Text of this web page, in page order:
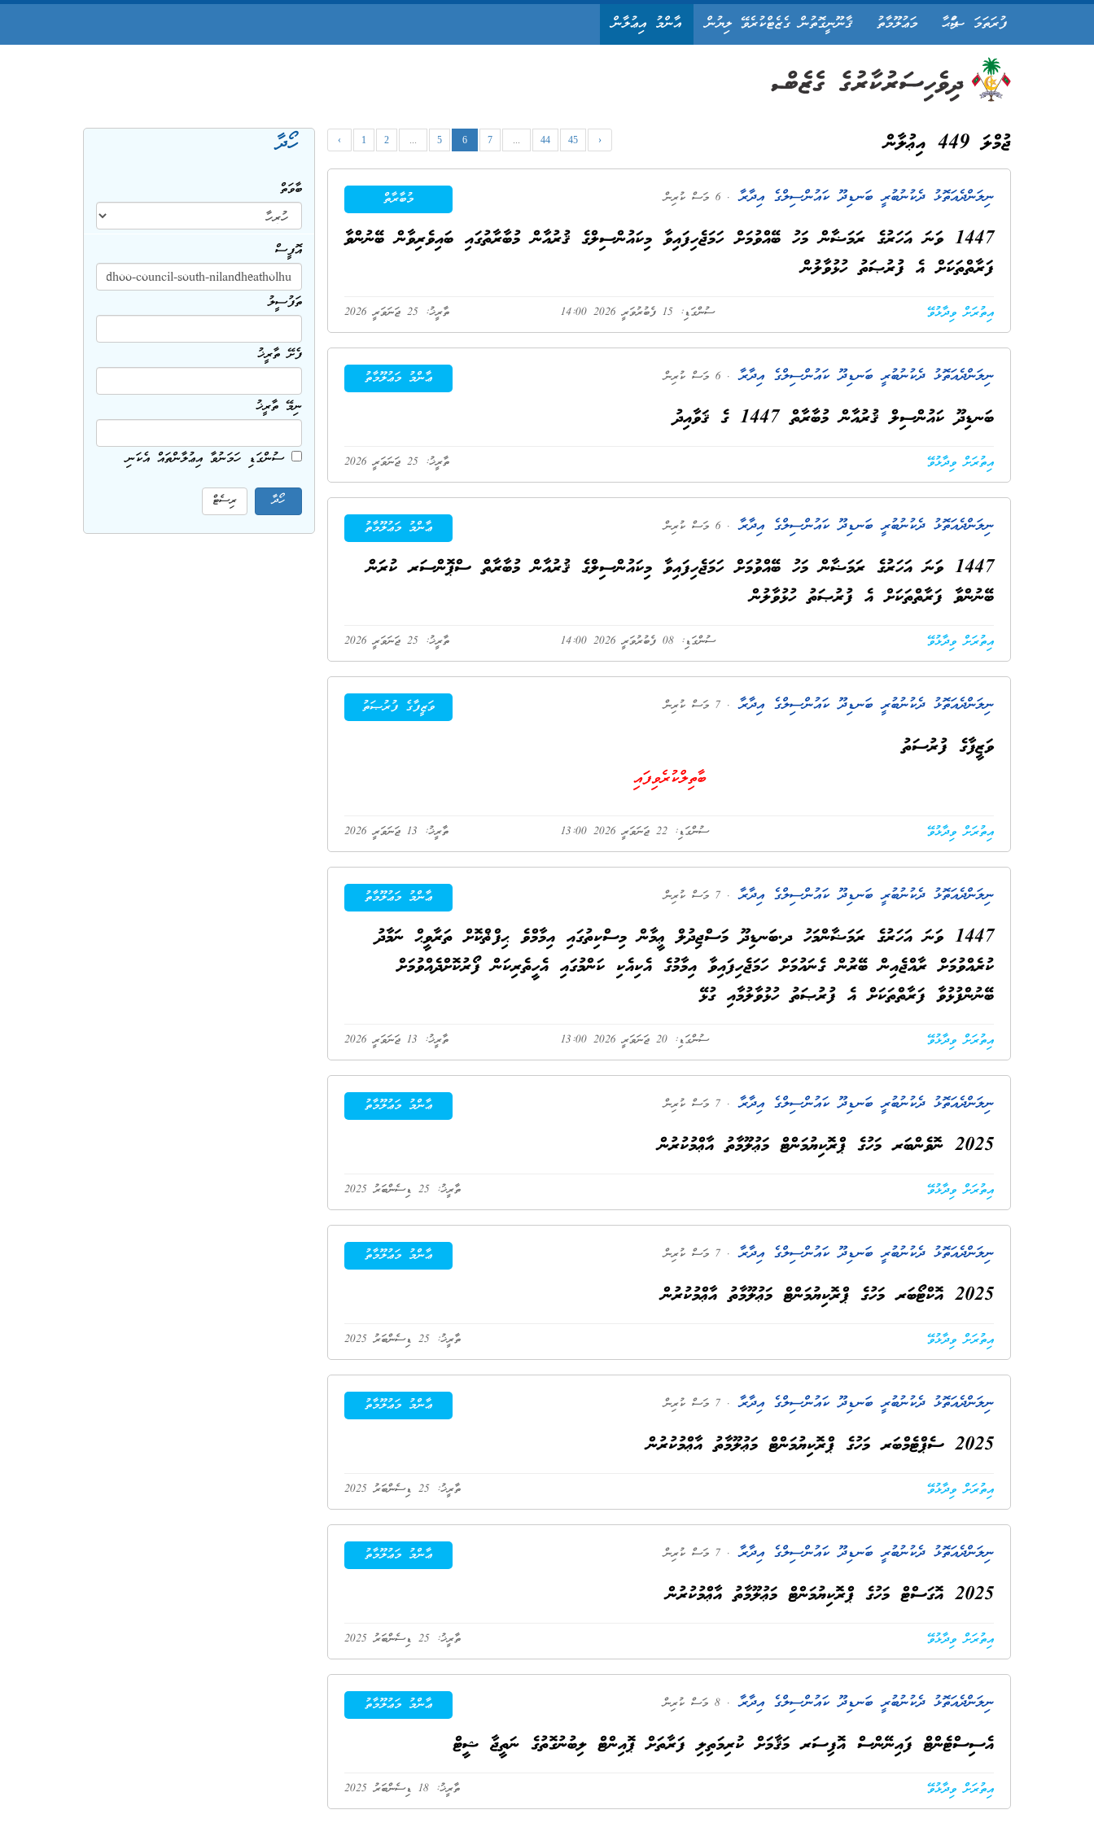
ފުރަތަމަ ޞަފްޙާ މަޢުލޫމާތު ޤާނޫނީގޮތުން ގެޒެޓްކުރެވޭ ލިޔުން އާންމު އިޢުލާން
ހޯދާ
ބާވަތް
އޮފީސް
ތަފުސީލު
ފެށޭ ތާރީޚު
ނިމޭ ތާރީޚު
ސުންގަޑި ހަމަނުވާ އިޢުލާންތައް އެކަނި
ޖުމްލަ 449 އިޢުލާން ‹ 1 2 ... 5 6 7 ... 44 45 ›
މުބާރާތް ނިލަންދެއަތޮޅު ދެކުނުބުރީ ބަނޑިދޫ ކައުންސިލްގެ އިދާރާ . 6 މަސް ކުރިން
1447 ވަނަ އަހަރުގެ ރަމަޟާން މަހު ބޭއްވުމަށް ހަމަޖެހިފައިވާ މިކައުންސިލްގެ ޤުރުއާން މުބާރާތުގައި ބައިވެރިވާން ބޭނުންވާ
ފަރާތްތަކަށް އެ ފުރުޞަތު ހުޅުވާލުން
ތާރީޚު: 25 ޖަނަވަރީ 2026 ސުންގަޑި: 15 ފެބުރުވަރީ 2026 14:00 އިތުރަށް ވިދާޅުވޭ
ޢާންމު މަޢުލޫމާތު ނިލަންދެއަތޮޅު ދެކުނުބުރީ ބަނޑިދޫ ކައުންސިލްގެ އިދާރާ . 6 މަސް ކުރިން
ބަނޑިދޫ ކައުންސިލް ޤުރުއާން މުބާރާތް 1447 ގެ ޤަވާއިދު
ތާރީޚު: 25 ޖަނަވަރީ 2026 އިތުރަށް ވިދާޅުވޭ
ޢާންމު މަޢުލޫމާތު ނިލަންދެއަތޮޅު ދެކުނުބުރީ ބަނޑިދޫ ކައުންސިލްގެ އިދާރާ . 6 މަސް ކުރިން
1447 ވަނަ އަހަރުގެ ރަމަޟާން މަހު ބޭއްވުމަށް ހަމަޖެހިފައިވާ މިކައުންސިލްގެ ޤުރުއާން މުބާރާތް ސްޕޮންސަރ ކުރަން
ބޭނުންވާ ފަރާތްތަކަށް އެ ފުރުޞަތު ހުޅުވާލުން
ތާރީޚު: 25 ޖަނަވަރީ 2026 ސުންގަޑި: 08 ފެބުރުވަރީ 2026 14:00 އިތުރަށް ވިދާޅުވޭ
ވަޒީފާގެ ފުރުޞަތު ނިލަންދެއަތޮޅު ދެކުނުބުރީ ބަނޑިދޫ ކައުންސިލްގެ އިދާރާ . 7 މަސް ކުރިން
ވަޒީފާގެ ފުރުސަތު
ބާތިލްކުރެވިފައި
ތާރީޚު: 13 ޖަނަވަރީ 2026 ސުންގަޑި: 22 ޖަނަވަރީ 2026 13:00 އިތުރަށް ވިދާޅުވޭ
ޢާންމު މަޢުލޫމާތު ނިލަންދެއަތޮޅު ދެކުނުބުރީ ބަނޑިދޫ ކައުންސިލްގެ އިދާރާ . 7 މަސް ކުރިން
1447 ވަނަ އަހަރުގެ ރަމަޟާންމަހު ދ.ބަނޑިދޫ މަސްޖިދުލް ޢީމާން މިސްކިތުގައި އިމާމްވެ ޙިފްޡްކޮށް ތަރާވީޙް ނަމާދު
ކުރެއްވުމަށް ރާއްޖެއިން ބޭރުން ގެނައުމަށް ހަމަޖެހިފައިވާ އިމާމުގެ އެކިއެކި ކަންމުގައި އެހީތެރިކަން ފޯރުކޮށްދެއްވުމަށް
ބޭނުންފުޅުވާ ފަރާތްތަކަށް އެ ފުރުޞަތު ހުޅުވާލުމާއި ގުޅޭ
ތާރީޚު: 13 ޖަނަވަރީ 2026 ސުންގަޑި: 20 ޖަނަވަރީ 2026 13:00 އިތުރަށް ވިދާޅުވޭ
ޢާންމު މަޢުލޫމާތު ނިލަންދެއަތޮޅު ދެކުނުބުރީ ބަނޑިދޫ ކައުންސިލްގެ އިދާރާ . 7 މަސް ކުރިން
2025 ނޮވެންބަރ މަހުގެ ޕްރޮކިޔުމަންޓް މަޢުލޫމާތު އާޢްމުކުރުން
ތާރީޚު: 25 ޑިސެންބަރު 2025 އިތުރަށް ވިދާޅުވޭ
ޢާންމު މަޢުލޫމާތު ނިލަންދެއަތޮޅު ދެކުނުބުރީ ބަނޑިދޫ ކައުންސިލްގެ އިދާރާ . 7 މަސް ކުރިން
2025 އޮކްޓޯބަރ މަހުގެ ޕްރޮކިޔުމަންޓް މަޢުލޫމާތު އާޢްމުކުރުން
ތާރީޚު: 25 ޑިސެންބަރު 2025 އިތުރަށް ވިދާޅުވޭ
ޢާންމު މަޢުލޫމާތު ނިލަންދެއަތޮޅު ދެކުނުބުރީ ބަނޑިދޫ ކައުންސިލްގެ އިދާރާ . 7 މަސް ކުރިން
2025 ސެޕްޓެމްބަރ މަހުގެ ޕްރޮކިޔުމަންޓް މަޢުލޫމާތު އާޢްމުކުރުން
ތާރީޚު: 25 ޑިސެންބަރު 2025 އިތުރަށް ވިދާޅުވޭ
ޢާންމު މަޢުލޫމާތު ނިލަންދެއަތޮޅު ދެކުނުބުރީ ބަނޑިދޫ ކައުންސިލްގެ އިދާރާ . 7 މަސް ކުރިން
2025 އޮގަސްޓް މަހުގެ ޕްރޮކިޔުމަންޓް މަޢުލޫމާތު އާޢްމުކުރުން
ތާރީޚު: 25 ޑިސެންބަރު 2025 އިތުރަށް ވިދާޅުވޭ
ޢާންމު މަޢުލޫމާތު ނިލަންދެއަތޮޅު ދެކުނުބުރީ ބަނޑިދޫ ކައުންސިލްގެ އިދާރާ . 8 މަސް ކުރިން
އެސިސްޓެންޓް ފައިނޭންސް އޮފިސަރ މަޤާމަށް ކުރިމަތިލި ފަރާތަށް ޕޮއިންޓް ލިބުނުގޮތުގެ ނަތީޖާ ޝީޓް
ތާރީޚު: 18 ޑިސެންބަރު 2025 އިތުރަށް ވިދާޅުވޭ